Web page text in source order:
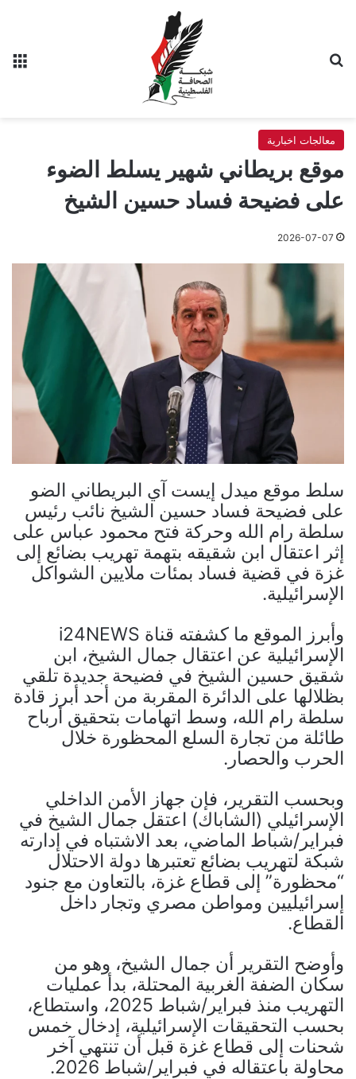
معالجات اخبارية
موقع بريطاني شهير يسلط الضوء
على فضيحة فساد حسين الشيخ
2026-07-07
سلط موقع ميدل إيست آي البريطاني الضو
على فضيحة فساد حسين الشيخ نائب رئيس
سلطة رام الله وحركة فتح محمود عباس على
إثر اعتقال ابن شقيقه بتهمة تهريب بضائع إلى
غزة في قضية فساد بمئات ملايين الشواكل
الإسرائيلية.
وأبرز الموقع ما كشفته قناة i24NEWS
الإسرائيلية عن اعتقال جمال الشيخ، ابن
شقيق حسين الشيخ في فضيحة جديدة تلقي
بظلالها على الدائرة المقربة من أحد أبرز قادة
سلطة رام الله، وسط اتهامات بتحقيق أرباح
طائلة من تجارة السلع المحظورة خلال
الحرب والحصار.
وبحسب التقرير، فإن جهاز الأمن الداخلي
الإسرائيلي (الشاباك) اعتقل جمال الشيخ في
فبراير/شباط الماضي، بعد الاشتباه في إدارته
شبكة لتهريب بضائع تعتبرها دولة الاحتلال
“محظورة” إلى قطاع غزة، بالتعاون مع جنود
إسرائيليين ومواطن مصري وتجار داخل
القطاع.
وأوضح التقرير أن جمال الشيخ، وهو من
سكان الضفة الغربية المحتلة، بدأ عمليات
التهريب منذ فبراير/شباط 2025، واستطاع،
بحسب التحقيقات الإسرائيلية، إدخال خمس
شحنات إلى قطاع غزة قبل أن تنتهي آخر
محاولة باعتقاله في فبراير/شباط 2026.